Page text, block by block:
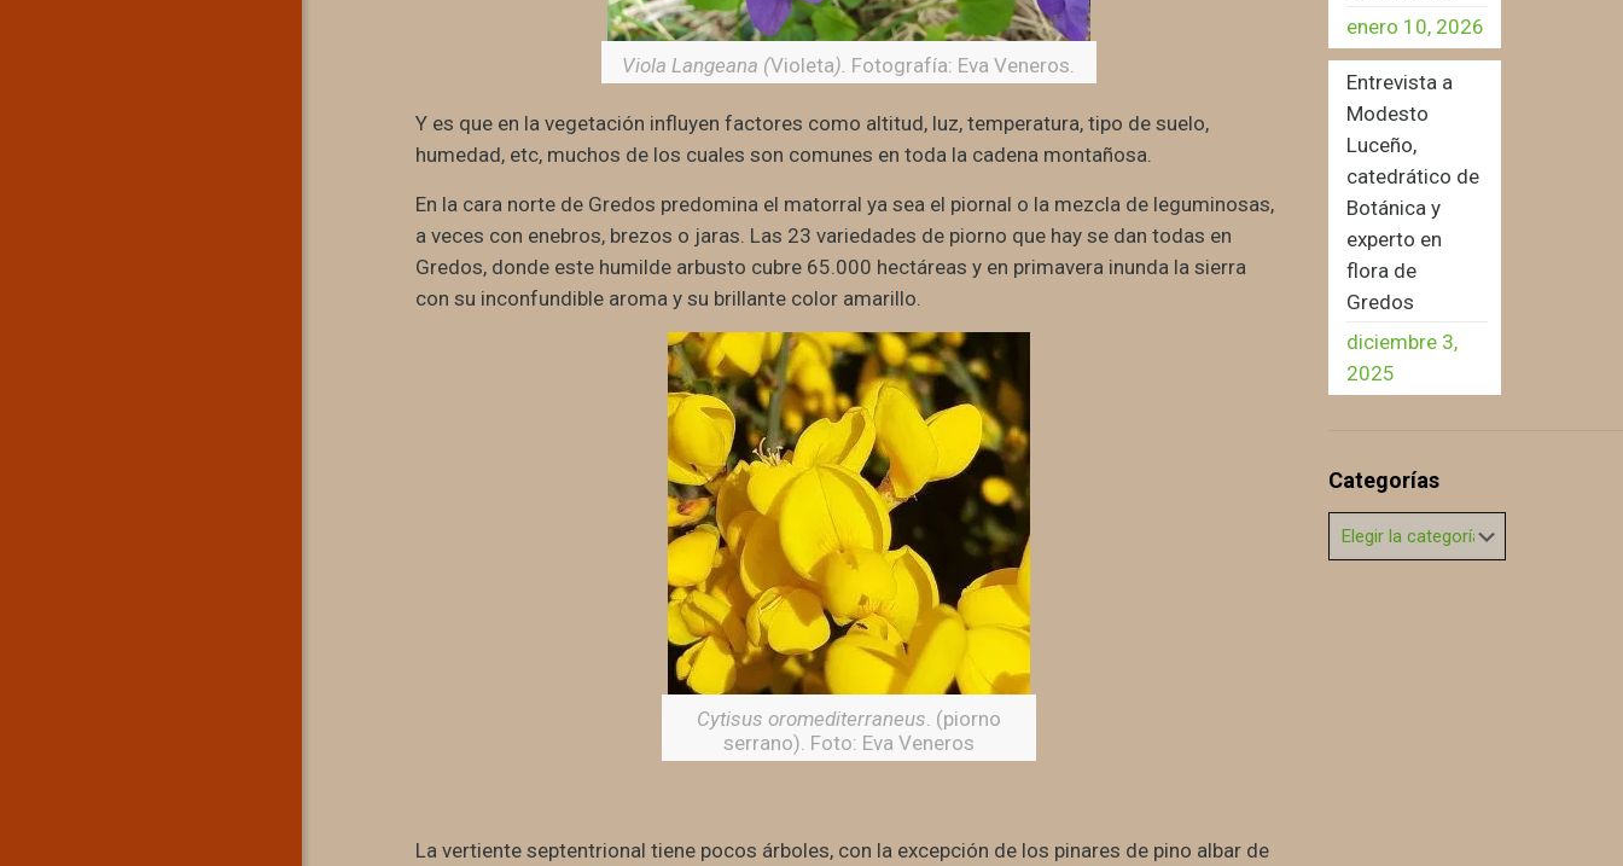
Viola Langeana (Violeta). Fotografía: Eva Veneros.
Y es que en la vegetación influyen factores como altitud, luz, temperatura, tipo de suelo,
humedad, etc, muchos de los cuales son comunes en toda la cadena montañosa.
En la cara norte de Gredos predomina el matorral ya sea el piornal o la mezcla de leguminosas,
a veces con enebros, brezos o jaras. Las 23 variedades de piorno que hay se dan todas en
Gredos, donde este humilde arbusto cubre 65.000 hectáreas y en primavera inunda la sierra
con su inconfundible aroma y su brillante color amarillo.
Cytisus oromediterraneus . (piorno
serrano). Foto: Eva Veneros
La vertiente septentrional tiene pocos árboles, con la excepción de los pinares de pino albar de
enero 10, 2026
Entrevista a
Modesto
Luceño,
catedrático de
Botánica y
experto en
flora de
Gredos
diciembre 3,
2025
Categorías
Categorías